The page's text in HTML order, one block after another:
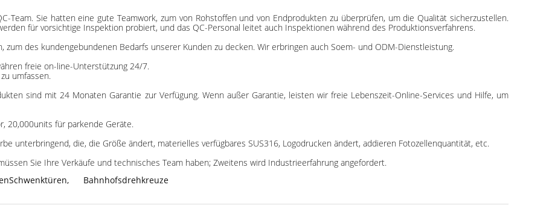
Team. Sie hatten eine gute Teamwork, zum von Rohstoffen und von Endprodukten zu überprüfen, um die Qualität sicherzustellen.
für vorsichtige Inspektion probiert, und das QC-Personal leitet auch Inspektionen während des Produktionsverfahrens.
des kundengebundenen Bedarfs unserer Kunden zu decken. Wir erbringen auch Soem- und ODM-Dienstleistung.
freie on-line-Unterstützung 24/7.
umfassen.
sind mit 24 Monaten Garantie zur Verfügung. Wenn außer Garantie, leisten wir freie Lebenszeit-Online-Services und Hilfe, um
20,000units für parkende Geräte.
unterbringend, die, die Größe ändert, materielles verfügbares SUS316, Logodrucken ändert, addieren Fotozellenquantität, etc.
Sie Ihre Verkäufe und technisches Team haben; Zweitens wird Industrieerfahrung angefordert.
, Bahnhofsdrehkreuze